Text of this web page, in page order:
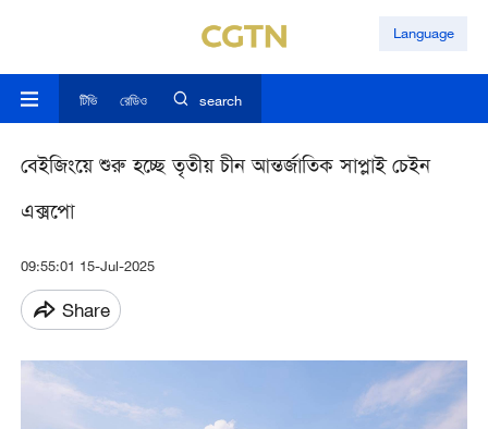
Language
টিভি রেডিও search
বেইজিংয়ে শুরু হচ্ছে তৃতীয় চীন আন্তর্জাতিক সাপ্লাই চেইন
এক্সপো
09:55:01 15-Jul-2025
Share